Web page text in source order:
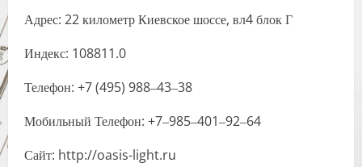
Адрес: 22 километр Киевское шоссе, вл4 блок Г
Индекс: 108811.0
Телефон: +7 (495) 988‒43‒38
Мобильный Телефон: +7‒985‒401‒92‒64
Сайт: http://oasis-light.ru